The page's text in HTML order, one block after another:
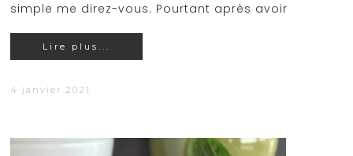
simple me direz-vous. Pourtant après avoir
Lire plus...
4 janvier 2021